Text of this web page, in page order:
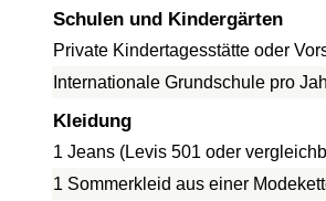
Schulen und Kindergärten
Private Kindertagesstätte oder
Internationale Grundschule pro
Kleidung
1 Jeans (Levis 501 oder
1 Sommerkleid aus einer